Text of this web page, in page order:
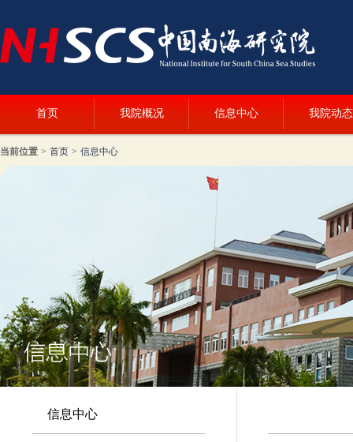
首页 我院概况 信息中心 我院动态
当前位置 > 首页 > 信息中心
信息中心